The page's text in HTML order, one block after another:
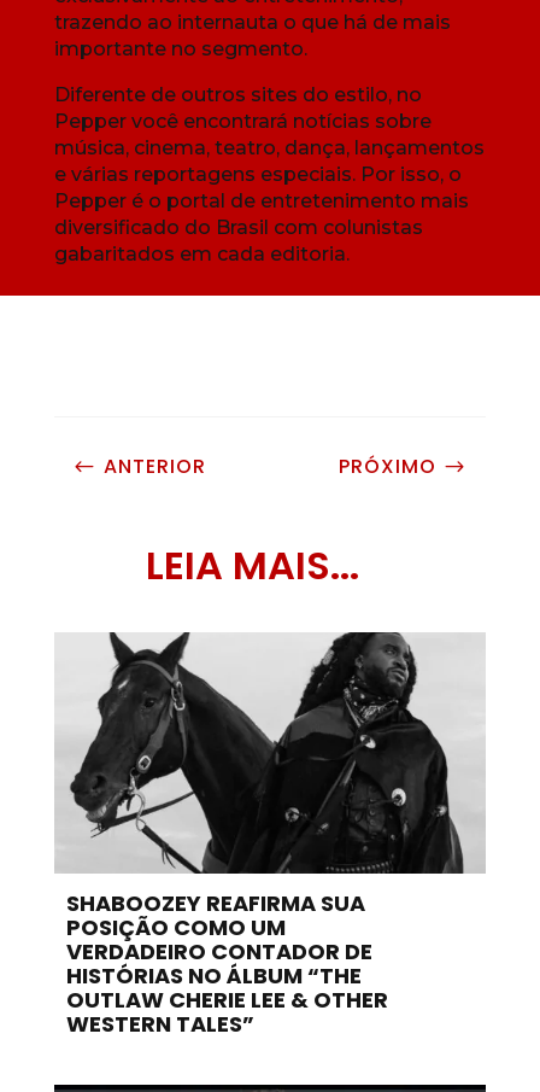
trazendo ao internauta o que há de mais
importante no segmento.
Diferente de outros sites do estilo, no
Pepper você encontrará notícias sobre
música, cinema, teatro, dança, lançamentos
e várias reportagens especiais. Por isso, o
Pepper é o portal de entretenimento mais
diversificado do Brasil com colunistas
gabaritados em cada editoria.
# ANTERIOR PRÓXIMO $
LEIA MAIS...
SHABOOZEY REAFIRMA SUA
POSIÇÃO COMO UM
VERDADEIRO CONTADOR DE
HISTÓRIAS NO ÁLBUM “THE
OUTLAW CHERIE LEE & OTHER
WESTERN TALES”